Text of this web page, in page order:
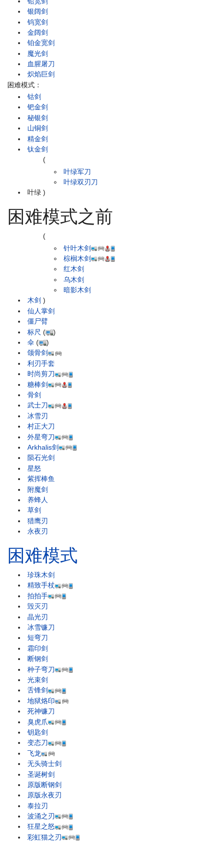
银阔剑
钨宽剑
金阔剑
铂金宽剑
魔光剑
血腥屠刀
炽焰巨剑
困难模式：
钴剑
钯金剑
秘银剑
山铜剑
精金剑
钛金剑
叶绿
(
叶绿军刀
叶绿双刃刀
)
困难模式之前
木剑
(
针叶木剑
棕榈木剑
红木剑
乌木剑
暗影木剑
)
仙人掌剑
僵尸臂
标尺 (
)
伞 (
)
颌骨剑
利刃手套
时尚剪刀
糖棒剑
骨剑
武士刀
冰雪刃
村正大刀
外星弯刀
Arkhalis剑
陨石光剑
星怒
紫挥棒鱼
附魔剑
养蜂人
草剑
猎鹰刃
永夜刃
困难模式
珍珠木剑
精致手杖
拍拍手
毁灭刃
晶光刃
冰雪镰刀
短弯刀
霜印剑
断钢剑
种子弯刀
光束剑
舌锋剑
地狱烙印
死神镰刀
臭虎爪
钥匙剑
变态刀
飞龙
无头骑士剑
圣诞树剑
原版断钢剑
原版永夜刃
泰拉刃
波涌之刃
狂星之怒
彩虹猫之刃